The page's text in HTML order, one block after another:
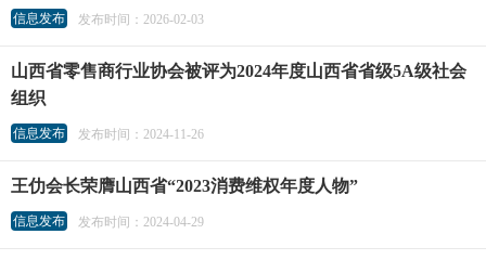
信息发布 发布时间：2026-02-03
山西省零售商行业协会被评为2024年度山西省省级5A级社会
组织
信息发布 发布时间：2024-11-26
王仂会长荣膺山西省“2023消费维权年度人物”
信息发布 发布时间：2024-04-29